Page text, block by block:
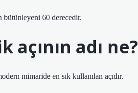
bütünleyeni 60 derecedir.
açının adı ne?
mimaride en sık kullanılan açıdır.